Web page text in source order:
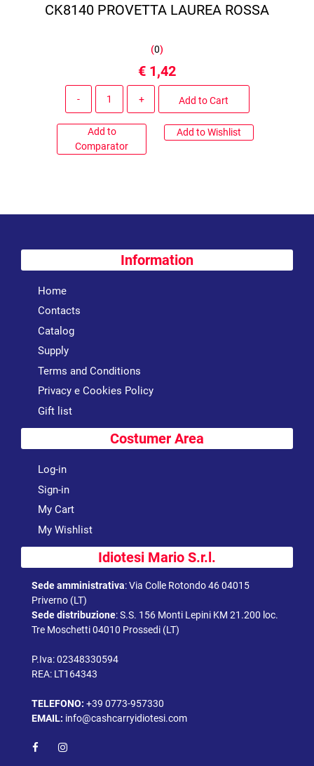
CK8140 PROVETTA LAUREA ROSSA
(0)
€ 1,42
Add to Cart
Add to
Comparator
Add to Wishlist
Information
Home
Contacts
Catalog
Supply
Terms and Conditions
Privacy e Cookies Policy
Gift list
Costumer Area
Log-in
Sign-in
My Cart
My Wishlist
Idiotesi Mario S.r.l.
Sede amministrativa:Via Colle Rotondo 46 04015
Priverno (LT)
Sede distribuzione:S.S. 156 Monti Lepini KM 21.200 loc.
Tre Moschetti 04010 Prossedi (LT)
P.Iva: 02348330594
REA: LT164343
TELEFONO: +39 0773-957330
EMAIL: info@cashcarryidiotesi.com